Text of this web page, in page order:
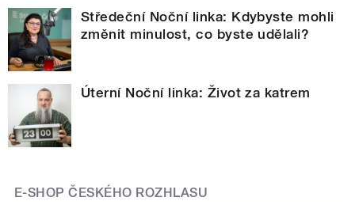
Středeční Noční linka: Kdybyste mohli
změnit minulost, co byste udělali?
Úterní Noční linka: Život za katrem
E-SHOP ČESKÉHO ROZHLASU